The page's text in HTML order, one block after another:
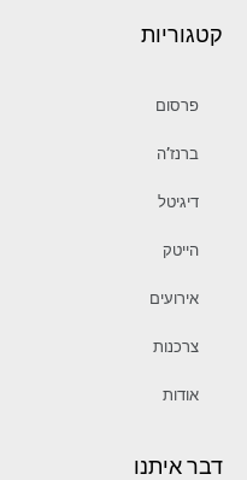
קטגוריות
פרסום
ברנז’ה
דיגיטל
הייטק
אירועים
צרכנות
אודות
דבר איתנו